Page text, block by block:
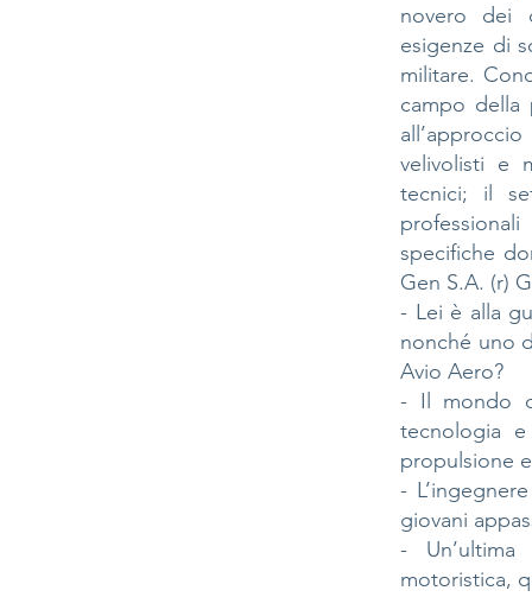
novero dei
esigenze di
militare.
campo della
velivolisti e
tecnici; il
specifiche
Gen S.A. (r)
- Lei è alla
nonché uno
Avio Aero?
- Il mondo
tecnologia
propulsione
-
giovani
-
motoristica,